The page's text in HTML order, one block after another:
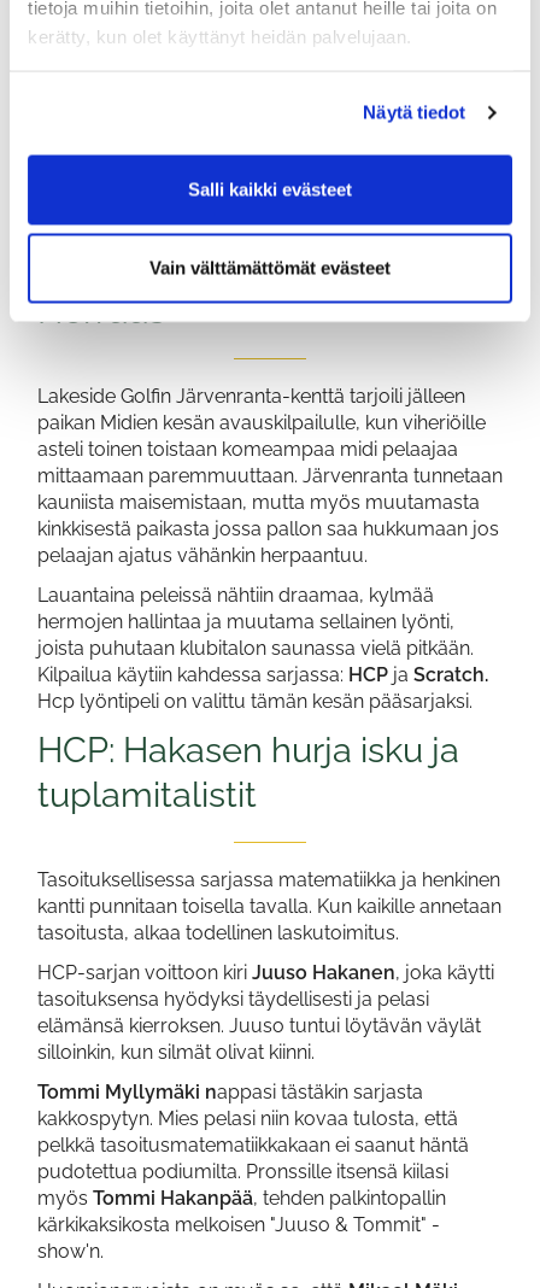
tietoja muihin tietoihin, joita olet antanut heille tai joita on
kerätty, kun olet käyttänyt heidän palvelujaan.
Näytä tiedot
Salli kaikki evästeet
Vain välttämättömät evästeet
Midien kevätretki 2026
Lakesiden Järvenrannan
Herruus
Lakeside Golfin Järvenranta-kenttä tarjoili jälleen
paikan Midien kesän avauskilpailulle, kun viheriöille
asteli toinen toistaan komeampaa midi pelaajaa
mittaamaan paremmuuttaan. Järvenranta tunnetaan
kauniista maisemistaan, mutta myös muutamasta
kinkkisestä paikasta jossa pallon saa hukkumaan jos
pelaajan ajatus vähänkin herpaantuu.
Lauantaina peleissä nähtiin draamaa, kylmää
hermojen hallintaa ja muutama sellainen lyönti,
joista puhutaan klubitalon saunassa vielä pitkään.
Kilpailua käytiin kahdessa sarjassa: HCP ja Scratch.
Hcp lyöntipeli on valittu tämän kesän pääsarjaksi.
HCP: Hakasen hurja isku ja
tuplamitalistit
Tasoituksellisessa sarjassa matematiikka ja henkinen
kantti punnitaan toisella tavalla. Kun kaikille annetaan
tasoitusta, alkaa todellinen laskutoimitus.
HCP-sarjan voittoon kiri Juuso Hakanen, joka käytti
tasoituksensa hyödyksi täydellisesti ja pelasi
elämänsä kierroksen. Juuso tuntui löytävän väylät
silloinkin, kun silmät olivat kiinni.
Tommi Myllymäki nappasi tästäkin sarjasta
kakkospytyn. Mies pelasi niin kovaa tulosta, että
pelkkä tasoitusmatematiikkakaan ei saanut häntä
pudotettua podiumilta. Pronssille itsensä kiilasi
myös Tommi Hakanpää, tehden palkintopallin
kärkikaksikosta melkoisen "Juuso & Tommit" -
show'n.